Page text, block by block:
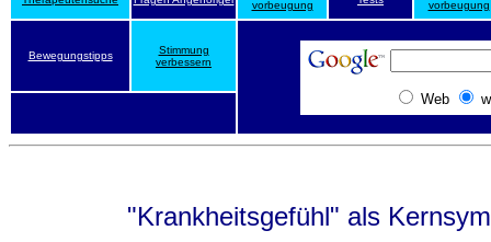
vorbeugung
vorbeugung
Bewegungstipps
Stimmung
verbessern
Web
"Krankheitsgefühl" als